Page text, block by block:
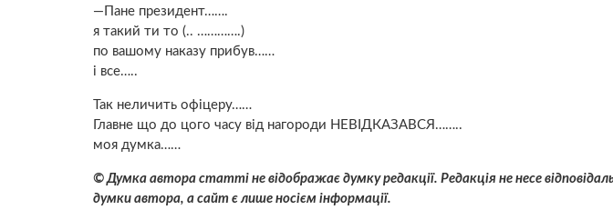
—Пане президент…….
я такий ти то (.. ………….)
по вашому наказу прибув……
і все…..
Так неличить офіцеру……
Главне що до цого часу від нагороди НЕВІДКАЗАВСЯ……..
моя думка……
© Думка автора статті не відображає думку редакції. Редакція не несе
думки автора, а сайт є лише носієм інформації.